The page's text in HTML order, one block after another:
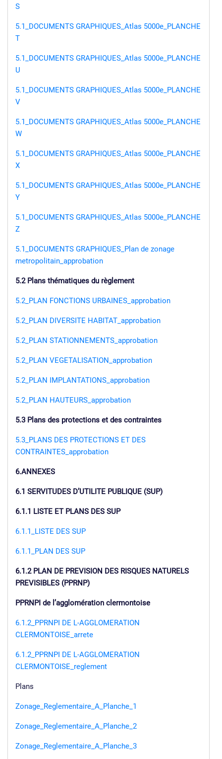
S
5.1_DOCUMENTS GRAPHIQUES_Atlas 5000e_PLANCHE
T
5.1_DOCUMENTS GRAPHIQUES_Atlas 5000e_PLANCHE
U
5.1_DOCUMENTS GRAPHIQUES_Atlas 5000e_PLANCHE
V
5.1_DOCUMENTS GRAPHIQUES_Atlas 5000e_PLANCHE
W
5.1_DOCUMENTS GRAPHIQUES_Atlas 5000e_PLANCHE
X
5.1_DOCUMENTS GRAPHIQUES_Atlas 5000e_PLANCHE
Y
5.1_DOCUMENTS GRAPHIQUES_Atlas 5000e_PLANCHE
Z
5.1_DOCUMENTS GRAPHIQUES_Plan de zonage
metropolitain_approbation
5.2 Plans thématiques du règlement
5.2_PLAN FONCTIONS URBAINES_approbation
5.2_PLAN DIVERSITE HABITAT_approbation
5.2_PLAN STATIONNEMENTS_approbation
5.2_PLAN VEGETALISATION_approbation
5.2_PLAN IMPLANTATIONS_approbation
5.2_PLAN HAUTEURS_approbation
5.3 Plans des protections et des contraintes
5.3_PLANS DES PROTECTIONS ET DES
CONTRAINTES_approbation
6.ANNEXES
6.1 SERVITUDES D’UTILITE PUBLIQUE (SUP)
6.1.1 LISTE ET PLANS DES SUP
6.1.1_LISTE DES SUP
6.1.1_PLAN DES SUP
6.1.2 PLAN DE PREVISION DES RISQUES NATURELS
PREVISIBLES (PPRNP)
PPRNPI de l’agglomération clermontoise
6.1.2_PPRNPI DE L-AGGLOMERATION
CLERMONTOISE_arrete
6.1.2_PPRNPI DE L-AGGLOMERATION
CLERMONTOISE_reglement
Plans
Zonage_Reglementaire_A_Planche_1
Zonage_Reglementaire_A_Planche_2
Zonage_Reglementaire_A_Planche_3